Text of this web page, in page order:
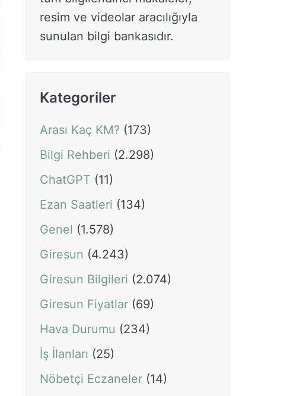
resim ve videolar aracılığıyla
sunulan bilgi bankasıdır.
Kategoriler
Arası Kaç KM? (173)
Bilgi Rehberi (2.298)
ChatGPT (11)
Ezan Saatleri (134)
Genel (1.578)
Giresun (4.243)
Giresun Bilgileri (2.074)
Giresun Fiyatlar (69)
Hava Durumu (234)
İş İlanları (25)
Nöbetçi Eczaneler (14)